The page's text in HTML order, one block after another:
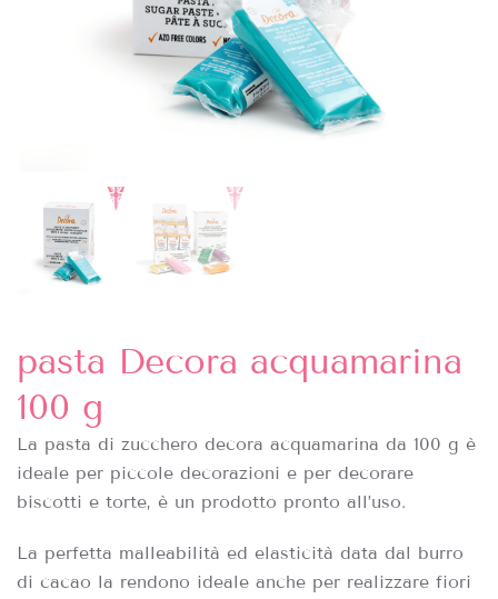
pasta Decora acquamarina
100 g
La pasta di zucchero decora acquamarina da 100 g è
ideale per piccole decorazioni e per decorare
biscotti e torte, è un prodotto pronto all’uso.
La perfetta malleabilità ed elasticità data dal burro
di cacao la rendono ideale anche per realizzare fiori